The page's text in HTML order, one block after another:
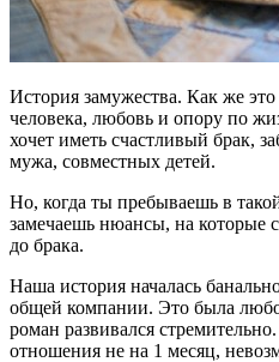
История замужества. Как же
человека, любовь и опору по
хочет иметь счастливый брак,
мужа, совместных детей.
Но, когда ты пребываешь в
замечаешь нюансы, на которые
до брака.
Наша история началась
общей компании. Это была
роман развивался
отношения не на 1 месяц,